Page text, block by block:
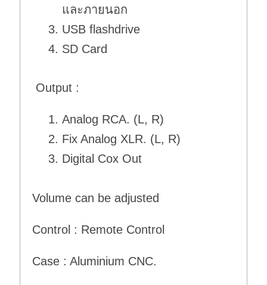
และภายนอก
USB flashdrive
SD Card
Output :
Analog RCA. (L, R)
Fix Analog XLR. (L, R)
Digital Cox Out
Volume can be adjusted
Control : Remote Control
Case : Aluminium CNC.